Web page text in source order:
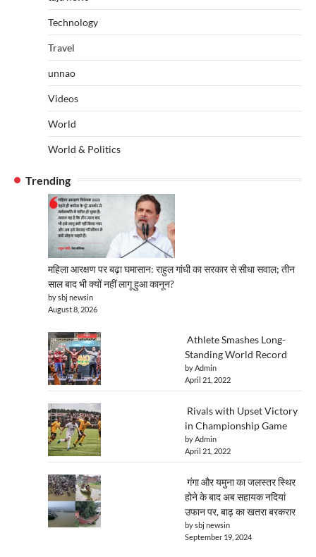
Technology
Travel
unnao
Videos
World
World & Politics
Trending
महिला आरक्षण पर बढ़ा घमासान: राहुल गांधी का सरकार से सीधा सवाल; तीन
साल बाद भी क्यों नहीं लागू हुआ कानून?
by sbj newsin
August 8, 2026
Athlete Smashes Long-
Standing World Record
by Admin
April 21, 2022
Rivals with Upset Victory
in Championship Game
by Admin
April 21, 2022
गंगा और यमुना का जलस्तर स्थिर
होने के बाद अब सहायक नदियां
उफान पर, बाढ़ का खतरा बरकरार
by sbj newsin
September 19, 2024